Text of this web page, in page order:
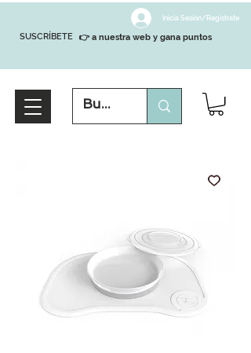
SUSCRÍBETE
Inicia Sesión/Regístrate
👉 a nuestra web y gana puntos